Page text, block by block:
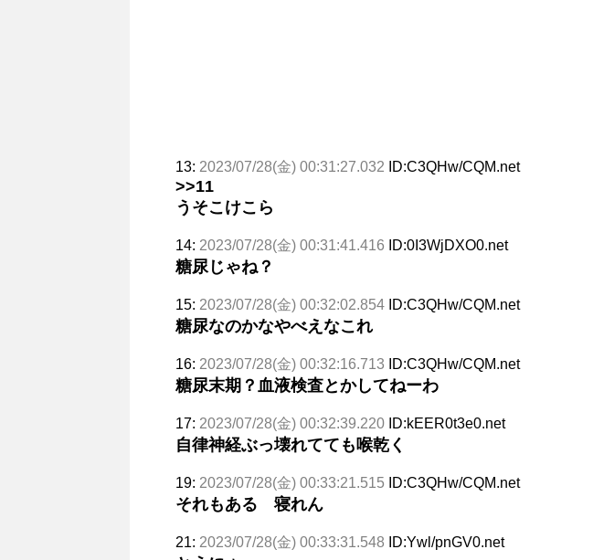
13: 2023/07/28(金) 00:31:27.032 ID:C3QHw/CQM.net
>>11
うそこけこら
14: 2023/07/28(金) 00:31:41.416 ID:0I3WjDXO0.net
糖尿じゃね？
15: 2023/07/28(金) 00:32:02.854 ID:C3QHw/CQM.net
糖尿なのかなやべえなこれ
16: 2023/07/28(金) 00:32:16.713 ID:C3QHw/CQM.net
糖尿末期？血液検査とかしてねーわ
17: 2023/07/28(金) 00:32:39.220 ID:kEER0t3e0.net
自律神経ぶっ壊れてても喉乾く
19: 2023/07/28(金) 00:33:21.515 ID:C3QHw/CQM.net
それもある 寝れん
21: 2023/07/28(金) 00:33:31.548 ID:Ywl/pnGV0.net